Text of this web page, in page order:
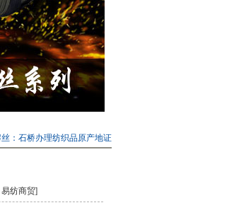
：石桥办理纺织品原产地证
易纺商贸]